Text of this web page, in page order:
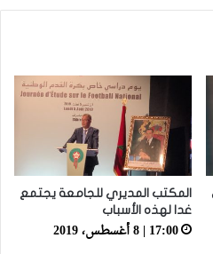
المكتب المديري للجامعة يجتمع
غدا لهذه الأسباب
17:00 | 8 أغسطس، 2019